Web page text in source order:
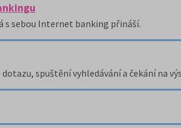
s sebou Internet banking přináší.
spuštění vyhledávání a čekání na